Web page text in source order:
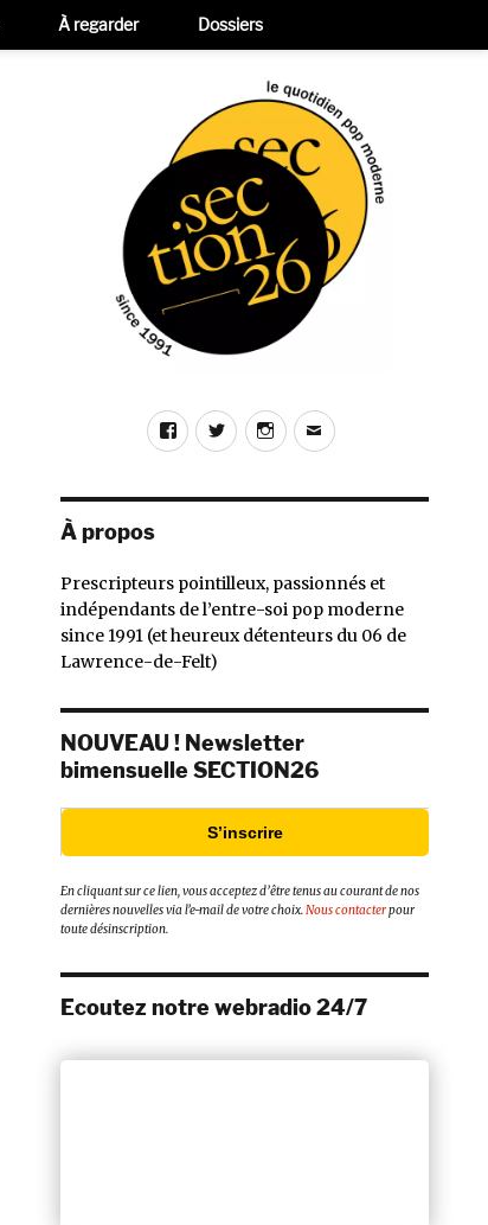
FacebookTwitterInstagram
E-
À propos
Prescripteurs pointilleux, passionnés et
indépendants de l’entre-soi pop moderne
since 1991 (et heureux détenteurs du 06 de
Lawrence-de-Felt)
NOUVEAU ! Newsletter
bimensuelle SECTION26
S’inscrire
En cliquant sur ce lien, vous acceptez d’être tenus au courant de nos
dernières nouvelles via l’e-mail de votre choix.Nous contacterpour
toute désinscription.
Ecoutez notre webradio 24/7
À regarder Dossiers